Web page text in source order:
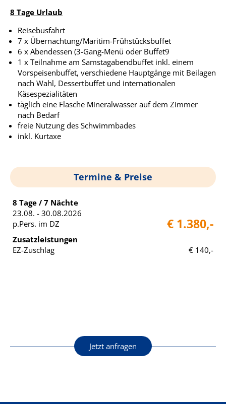
8 Tage Urlaub
Reisebusfahrt
7 x Übernachtung/Maritim-Frühstücksbuffet
6 x Abendessen (3-Gang-Menü oder Buffet9
1 x Teilnahme am Samstagabendbuffet inkl. einem
Vorspeisenbuffet, verschiedene Hauptgänge mit Beilagen
nach Wahl, Dessertbuffet und internationalen
Käsespezialitäten
täglich eine Flasche Mineralwasser auf dem Zimmer
nach Bedarf
freie Nutzung des Schwimmbades
inkl. Kurtaxe
Termine & Preise
8 Tage / 7 Nächte
23.08. - 30.08.2026
p.Pers. im DZ
€ 1.380,-
Zusatzleistungen
EZ-Zuschlag
€ 140,-
Jetzt anfragen